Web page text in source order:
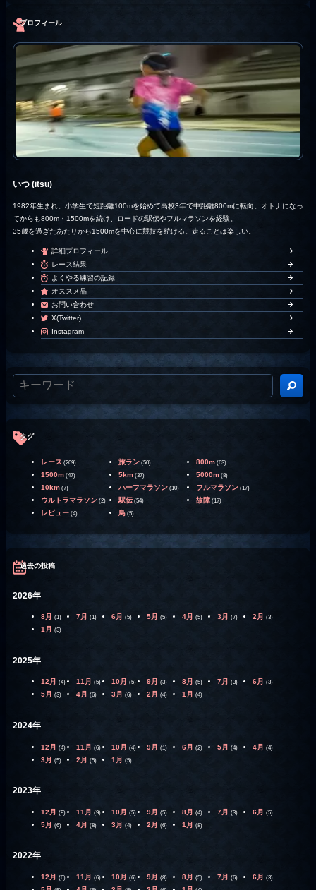
プロフィール
いつ (itsu)
1982年生まれ。小学生で短距離100mを始めて高校3年で中距離800mに転向。オトナになっ
てからも800m・1500mを続け、ロードの駅伝やフルマラソンを経験。
35歳を過ぎたあたりから1500mを中心に競技を続ける。走ることは楽しい。
詳細プロフィール
レース結果
よくやる練習の記録
オススメ品
お問い合わせ
X(Twitter)
Instagram
タグ
レース (209) 旅ラン (50) 800m (63)
1500m (47) 5km (37) 5000m (8)
10km (7) ハーフマラソン (10) フルマラソン (17)
ウルトラマラソン (2) 駅伝 (54) 故障 (17)
レビュー (4) 鳥 (5)
過去の投稿
2026年
8月 (1) 7月 (1) 6月 (5) 5月 (5) 4月 (5) 3月 (7) 2月 (3)
1月 (3)
2025年
12月 (4) 11月 (5) 10月 (5) 9月 (3) 8月 (5) 7月 (3) 6月 (3)
5月 (3) 4月 (6) 3月 (6) 2月 (4) 1月 (4)
2024年
12月 (4) 11月 (6) 10月 (4) 9月 (1) 6月 (2) 5月 (4) 4月 (4)
3月 (5) 2月 (5) 1月 (5)
2023年
12月 (9) 11月 (9) 10月 (5) 9月 (5) 8月 (4) 7月 (3) 6月 (5)
5月 (6) 4月 (8) 3月 (4) 2月 (6) 1月 (8)
2022年
12月 (6) 11月 (6) 10月 (6) 9月 (8) 8月 (5) 7月 (6) 6月 (3)